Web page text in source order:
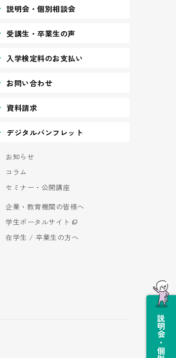
説明会・個別相談会
受講生・卒業生の声
入学検定料のお支払い
お問い合わせ
資料請求
デジタルパンフレット
お知らせ
コラム
セミナー・公開講座
企業・教育機関の皆様へ
学生ポータルサイト
在学生 / 卒業生の方へ